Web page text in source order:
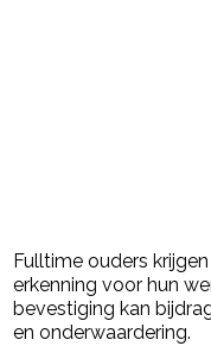
Fulltime ouders
erkenning voor hun
bevestiging kan
en onderwaardering.